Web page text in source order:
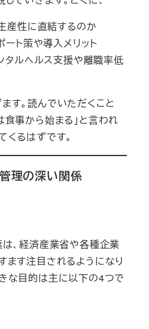
産性に直結するのか
ト策や導入メリット
タルヘルス支援や離職率低
す。読んでいただくこと
食事から始まる」と言われ
くるはずです。
理の深い関係
は、経済産業省や各種企業
ます注目されるようになり
な目的は主に以下の4つで